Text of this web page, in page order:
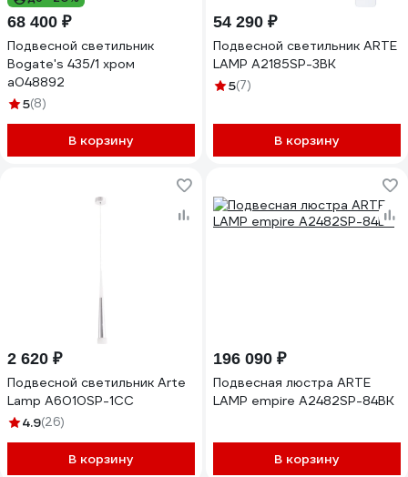
68 400 ₽
Подвесной светильник
Bogate's 435/1 хром
a048892
5(8)
В корзину
54 290 ₽
Подвесной светильник ARTE
LAMP A2185SP-3BK
5(7)
В корзину
2 620 ₽
Подвесной светильник Arte
Lamp A6010SP-1CC
4.9(26)
В корзину
196 090 ₽
Подвесная люстра ARTE
LAMP empire A2482SP-84BK
В корзину